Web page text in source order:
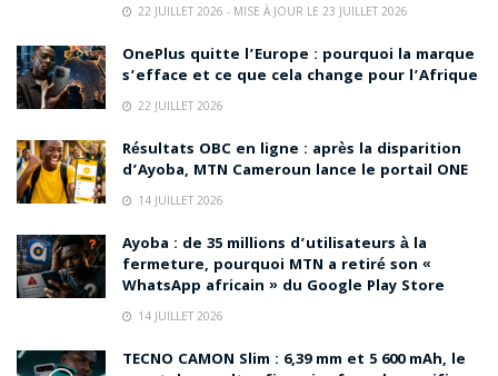
22 JUILLET 2026 - MISE À JOUR LE 23 JUILLET 2026
OnePlus quitte l’Europe : pourquoi la marque
s’efface et ce que cela change pour l’Afrique
22 JUILLET 2026
Résultats OBC en ligne : après la disparition
d’Ayoba, MTN Cameroun lance le portail ONE
14 JUILLET 2026
Ayoba : de 35 millions d’utilisateurs à la
fermeture, pourquoi MTN a retiré son «
WhatsApp africain » du Google Play Store
14 JUILLET 2026
TECNO CAMON Slim : 6,39 mm et 5 600 mAh, le